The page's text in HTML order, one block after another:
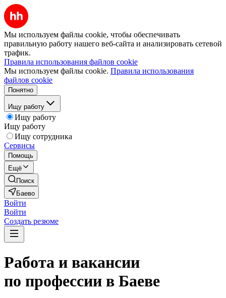
Мы используем файлы cookie, чтобы обеспечивать
правильную работу нашего веб-сайта и анализировать сетевой
трафик.
Правила использования файлов cookie
Мы используем файлы cookie. Правила использования
файлов cookie
Понятно
Ищу работу
Ищу работу
Ищу работу
Ищу сотрудника
Сервисы
Помощь
Ещё
Поиск
Баево
Войти
Войти
Создать резюме
Работа и вакансии
по профессии в Баеве